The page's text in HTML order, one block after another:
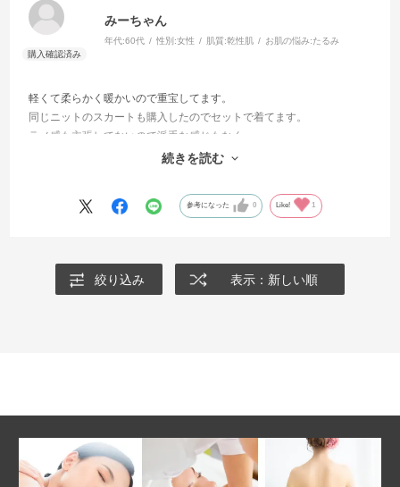
みーちゃん
年代:60代 性別:女性 肌質:乾性肌 お肌の悩み:たるみ
軽くて柔らかく暖かいので重宝してます。
同じニットのスカートも購入したのでセットで着てます。
ラメ感も主張してないので派手な感じもなく、
60代の私でも違和感ありません。続きを読む
参考になった 0 Like! 1
絞り込み 表示：新しい順